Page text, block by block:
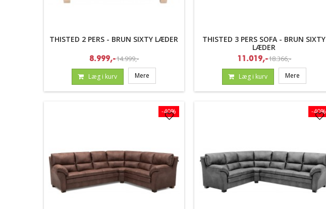
THISTED 2 PERS - BRUN SIXTY LÆDER
8.999,-14.999,-
Læg i kurv Mere
THISTED 3 PERS SOFA - BRUN SIXTY
LÆDER
11.019,-18.366,-
Læg i kurv Mere
-40% -40%